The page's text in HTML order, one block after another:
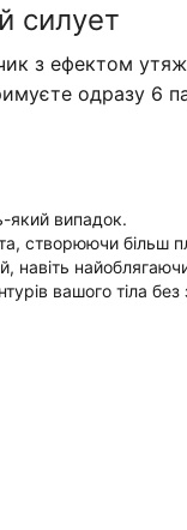
силует
з ефектом
одразу 6
який випадок.
створюючи більш
навіть
вашого тіла